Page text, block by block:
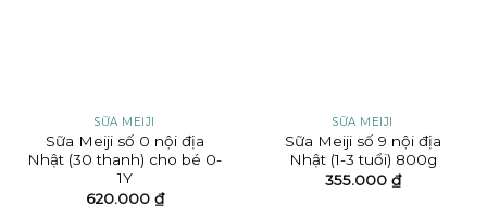
SỮA MEIJI
Sữa Meiji số 0 nội địa
Nhật (30 thanh) cho bé 0-
1Y
620.000 ₫
SỮA MEIJI
Sữa Meiji số 9 nội địa
Nhật (1-3 tuổi) 800g
355.000 ₫